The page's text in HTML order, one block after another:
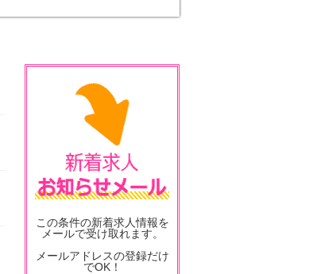
この条件の新着求人情報を
メールで受け取れます。
メールアドレスの登録だけ
でOK！